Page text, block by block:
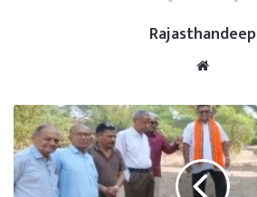
Rajasthandeep